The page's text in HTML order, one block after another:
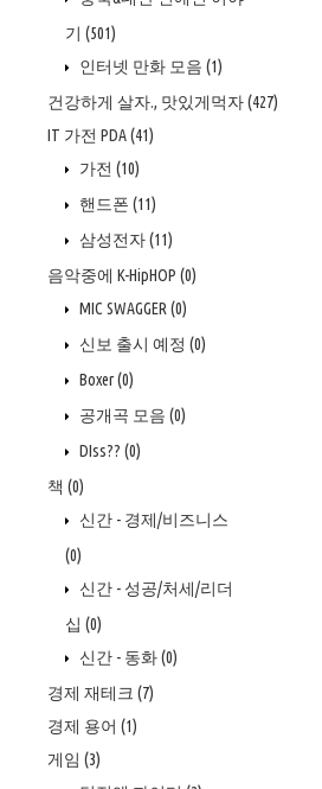
기 (501)
인터넷 만화 모음 (1)
건강하게 살자., 맛있게먹자(427)
IT 가전 PDA(41)
가전 (10)
핸드폰 (11)
삼성전자(11)
음악중에 K-HipHOP (0)
MIC SWAGGER (0)
신보 출시 예정 (0)
Boxer(0)
공개곡 모음 (0)
DIss?? (0)
책 (0)
신간 - 경제/비즈니스
(0)
신간 - 성공/처세/리더
십 (0)
신간 - 동화(0)
경제 재테크 (7)
경제 용어 (1)
게임 (3)